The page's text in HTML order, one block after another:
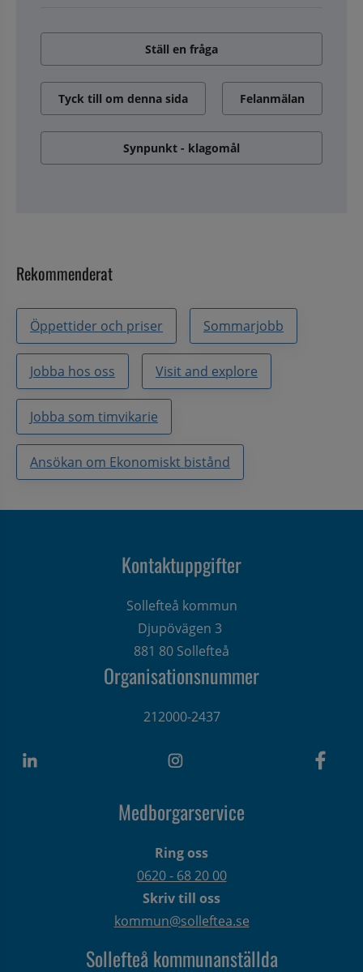
Ställ en fråga
Tyck till om denna sida Felanmälan
Synpunkt - klagomål
Rekommenderat
Öppettider och priser Sommarjobb
Jobba hos oss Visit and explore
Jobba som timvikarie
Ansökan om Ekonomiskt bistånd
Kontaktuppgifter
Sollefteå kommun
Djupövägen 3
881 80 Sollefteå
Organisationsnummer
212000-2437
Medborgarservice
Ring oss
0620 - 68 20 00
Skriv till oss
kommun@solleftea.se
Sollefteå kommunanställda